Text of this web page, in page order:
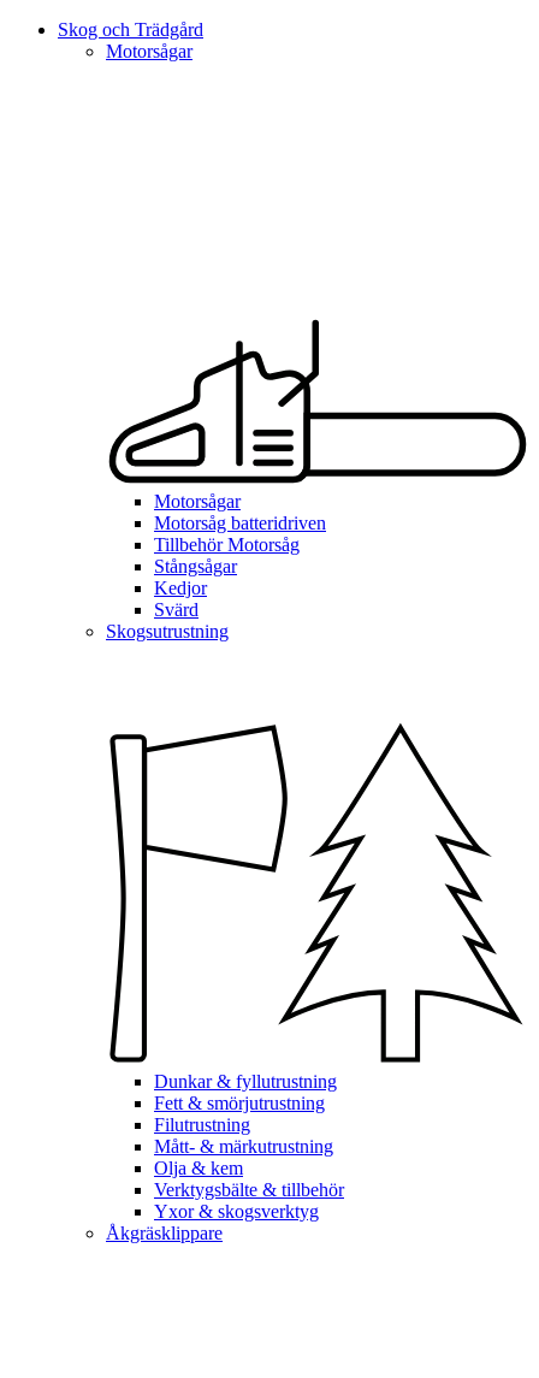
Skog och Trädgård
Motorsågar
Motorsågar
Motorsåg batteridriven
Tillbehör Motorsåg
Stångsågar
Kedjor
Svärd
Skogsutrustning
Dunkar & fyllutrustning
Fett & smörjutrustning
Filutrustning
Mått- & märkutrustning
Olja & kem
Verktygsbälte & tillbehör
Yxor & skogsverktyg
Åkgräsklippare